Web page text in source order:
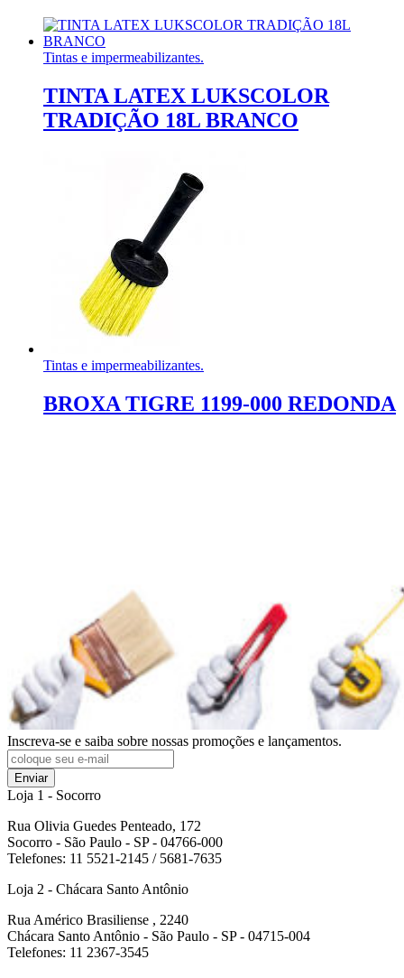
Tintas e impermeabilizantes.
TINTA LATEX LUKSCOLOR
TRADIÇÃO 18L BRANCO
Tintas e impermeabilizantes.
BROXA TIGRE 1199-000 REDONDA
Inscreva-se e saiba sobre nossas promoções e lançamentos.
Enviar
Loja 1 - Socorro
Rua Olivia Guedes Penteado, 172
Socorro - São Paulo - SP - 04766-000
Telefones: 11 5521-2145 / 5681-7635
Loja 2 - Chácara Santo Antônio
Rua Américo Brasiliense , 2240
Chácara Santo Antônio - São Paulo - SP - 04715-004
Telefones: 11 2367-3545